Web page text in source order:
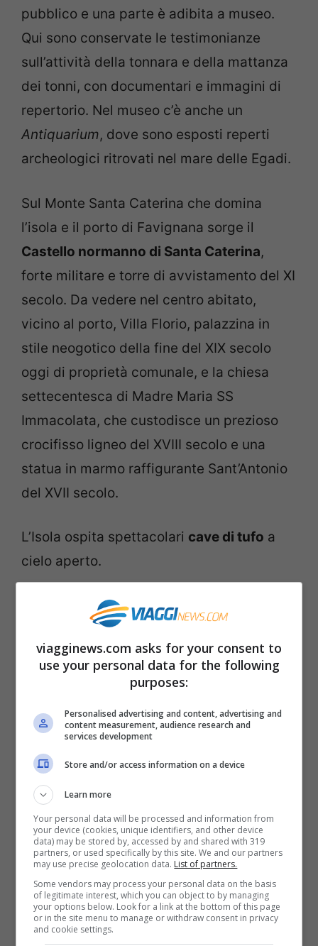
pubblico e una parte è adibita a museo.
Qui sono conservate le testimonianze
sull’attività della tonnara e della mattanza
dei tonni, con documentari e immagini di
repertorio. Nel museo c’è anche un
Antiquarium, dove sono esposti reperti
archeologici ritrovati nel mare delle Egadi.
Sul Monte Santa Caterina che domina
l’isola e il porto di Favignana sorge il
Castello normanno di Santa Caterina,
forte militare e torre di avvistamento del XI
secolo. Da vedere nel centro abitato,
vicino al porto, Villa Florio, palazzina in
stile neogotico della fine del XIX secolo
oggi di proprietà comunale, e la chiesa
settecentesca di Madre Maria SS
Immacolata, che custodisce un prezioso
crocifisso ligneo del XVIII secolo e una
statua in marmo raffigurante Sant’Antonio
del XVII secolo.
L’Isola ospita spettacolari cave di tufo a
cielo aperto.
Spiaggia di Cala Rossa, Isola di Favignana, Egadi (Adobe
Stock)
Favignana è famosa soprattutto per le sue
spiagge, strisce di sabbia racchiuse
calette rocciose o affacciate su insenature
viagginews.com asks for your consent to
use your personal data for the following
purposes:
Personalised advertising and content, advertising and
content measurement, audience research and
services development
Store and/or access information on a device
Learn more
Your personal data will be processed and information from
your device (cookies, unique identifiers, and other device
data) may be stored by, accessed by and shared with 319
partners, or used specifically by this site. We and our partners
may use precise geolocation data. List of partners.
Some vendors may process your personal data on the basis
of legitimate interest, which you can object to by managing
your options below. Look for a link at the bottom of this page
or in the site menu to manage or withdraw consent in privacy
and cookie settings.